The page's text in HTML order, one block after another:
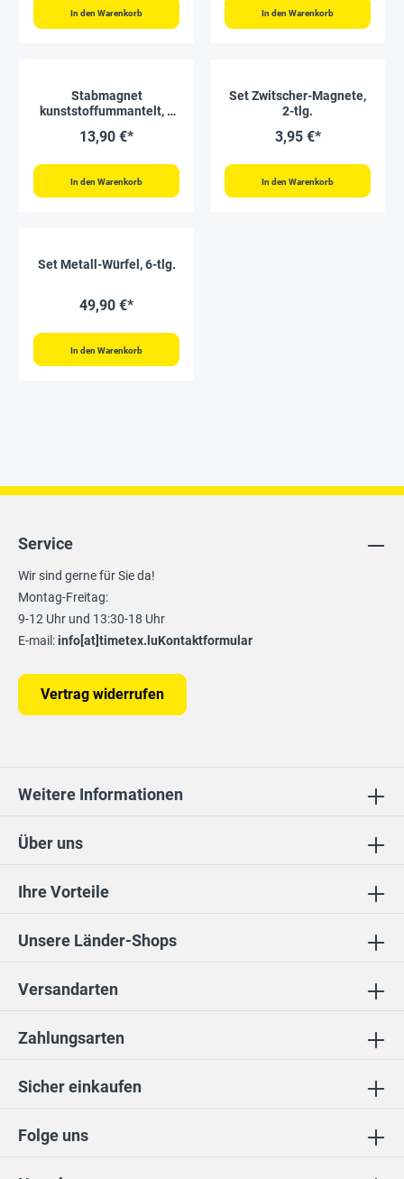
In den Warenkorb In den Warenkorb
Stabmagnet
kunststoffummantelt, 8
13,90 €*
In den Warenkorb
Set Zwitscher-Magnete,
2-tlg.
3,95 €*
In den Warenkorb
Set Metall-Würfel, 6-tlg.
49,90 €*
In den Warenkorb
Folge uns
Ihre Vorteile
Unsere Länder-Shops
Sicher einkaufen
Über uns
Service
Wir sind gerne für Sie da!
Montag-Freitag:
9-12 Uhr und 13:30-18 Uhr
E-mail:info[at]timetex.luKontaktformular
Vertrag widerrufen
Weitere Informationen
Zahlungsarten
Versandarten